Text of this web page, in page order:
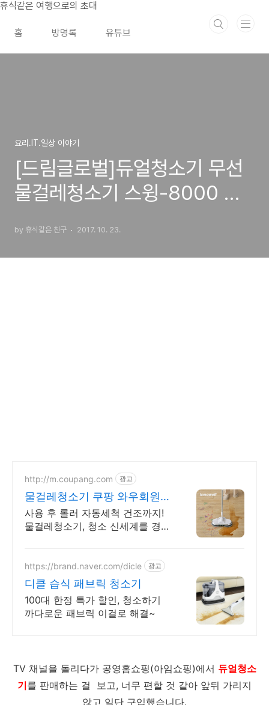
본문 바로가기
휴식같은 여행으로의 초대
홈 방명록 유튜브
요리.IT.일상 이야기
[드림글로벌]듀얼청소기 무선
물걸레청소기 스윙-8000 구
by 휴식같은 친구 2017. 10. 23.
http://m.coupang.com 광고
물걸레청소기 쿠팡 와우회원
5% 캐시적립
사용 후 롤러 자동세척 건조까지!
물걸레청소기, 청소 신세계를 경험
https://brand.naver.com/dicle 광고
디클 습식 패브릭 청소기
100대 한정 특가 할인, 청소하기
까다로운 패브릭 이걸로 해결~
TV 채널을 돌리다가 공영홈쇼핑(아임쇼핑)에서 듀얼청소
기를 판매하는 걸 보고, 너무 편할 것 같아 앞뒤 가리지
않고 일단 구입했습니다.